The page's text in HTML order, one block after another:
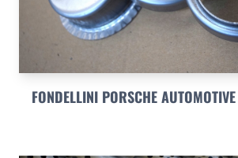
FONDELLINI PORSCHE AUTOMOTIVE